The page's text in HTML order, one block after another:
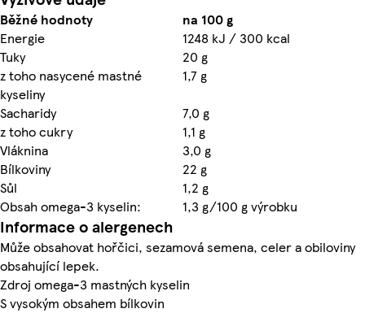
Běžné hodnoty
na 100 g
Energie
1248 kJ / 300 kcal
Tuky
20 g
z toho nasycené mastné
kyseliny
1,7 g
Sacharidy
7,0 g
z toho cukry
1,1 g
Vláknina
3,0 g
Bílkoviny
22 g
Sůl
1,2 g
Obsah omega-3 kyselin:
1,3 g/100 g výrobku
Informace o alergenech
Může obsahovat hořčici, sezamová semena, celer a obiloviny
obsahující lepek.
Zdroj omega-3 mastných kyselin
S vysokým obsahem bílkovin